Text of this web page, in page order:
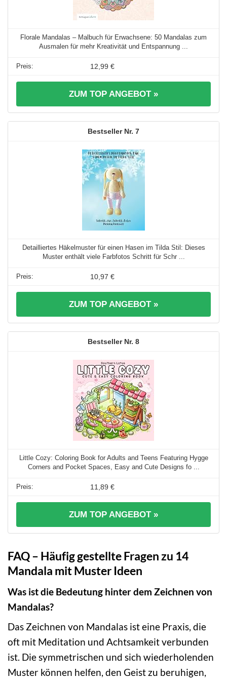
Florale Mandalas – Malbuch für Erwachsene: 50 Mandalas zum
Ausmalen für mehr Kreativität und Entspannung ...
12,99 €
ZUM TOP ANGEBOT »
7
Detailliertes Häkelmuster für einen Hasen im Tilda Stil: Dieses
Muster enthält viele Farbfotos Schritt für Schr ...
10,97 €
ZUM TOP ANGEBOT »
8
Little Cozy: Coloring Book for Adults and Teens Featuring Hygge
Corners and Pocket Spaces, Easy and Cute Designs fo ...
11,89 €
ZUM TOP ANGEBOT »
FAQ – Häufig gestellte Fragen zu 14
Mandala mit Muster Ideen
Was ist die Bedeutung hinter dem Zeichnen von
Mandalas?
Das Zeichnen von Mandalas ist eine Praxis, die
oft mit Meditation und Achtsamkeit verbunden
ist. Die symmetrischen und sich wiederholenden
Muster können helfen, den Geist zu beruhigen,